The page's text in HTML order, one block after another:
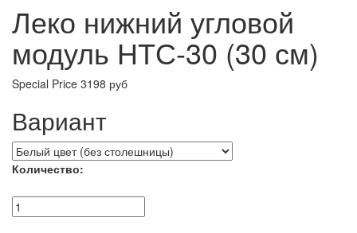
Леко нижний угловой
модуль НТС-30 (30 см)
Special Price 3198 руб
Вариант
Количество: